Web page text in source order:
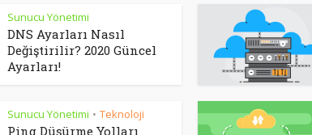
Sunucu Yönetimi
DNS Ayarları Nasıl
Değiştirilir? 2020 Güncel
Ayarları!
Sunucu Yönetimi • Teknoloji
Ping Düşürme Yolları